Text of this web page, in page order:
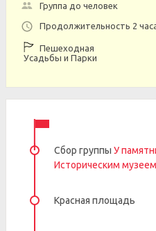
Группа до человек
Продолжительность 2
Пешеходная
Усадьбы и Парки
Сбор группы У
Историческим музеем
Красная площадь